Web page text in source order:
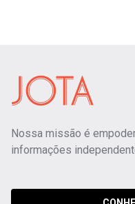
Nossa missão é
informações